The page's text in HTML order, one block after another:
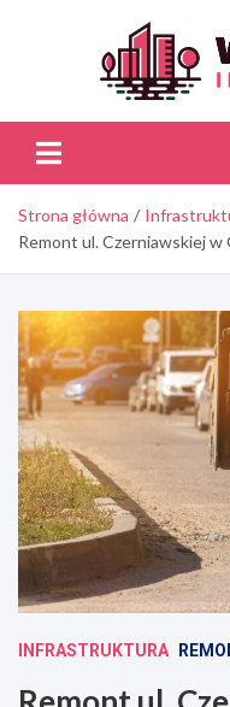
Strona główna
Remont ul. Czerniawskiej
INFRASTRUKTURA